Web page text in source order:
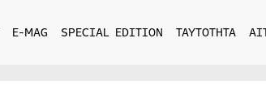
E-MAG SPECIAL EDITION ΤΑΥΤΟΤΗΤΑ